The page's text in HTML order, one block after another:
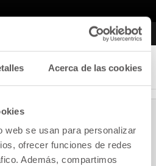
Acerca de las cookies
web se usan para personalizar
ofrecer funciones de redes
Además, compartimos
en Wellspect?
y nuestra visión de